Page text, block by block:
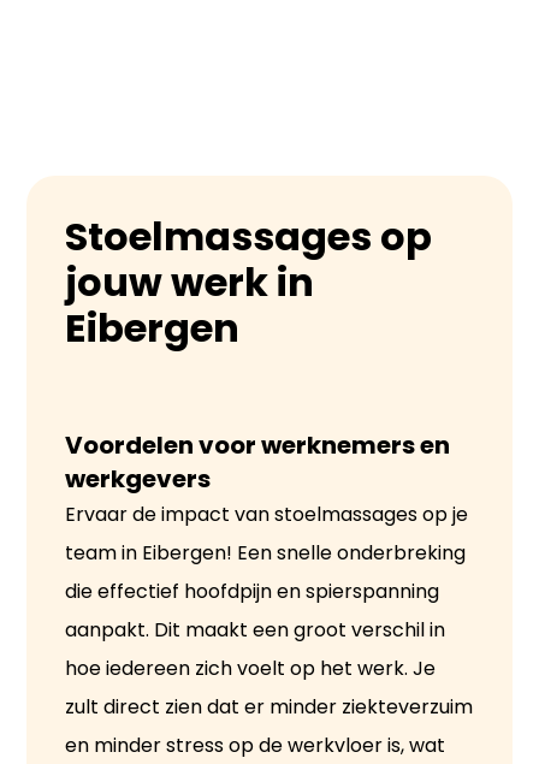
Stoelmassages op
jouw werk in
Eibergen
Voordelen voor werknemers en
werkgevers
Ervaar de impact van stoelmassages op je
team in Eibergen! Een snelle onderbreking
die effectief hoofdpijn en spierspanning
aanpakt. Dit maakt een groot verschil in
hoe iedereen zich voelt op het werk. Je
zult direct zien dat er minder ziekteverzuim
en minder stress op de werkvloer is, wat